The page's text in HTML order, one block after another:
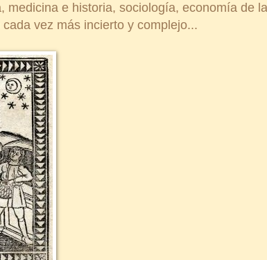
medicina e historia, sociología, economía de
vez más incierto y complejo...